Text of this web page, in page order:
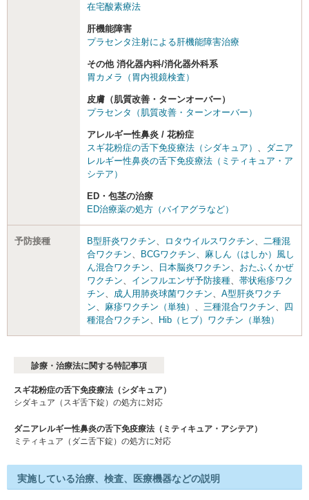
在宅酸素療法
肝機能障害
プラセンタ注射による肝機能障害治療
その他 消化器内科/消化器外科系
胃カメラ（胃内視鏡検査）
皮膚（肌質改善・ターンオーバー）
プラセンタ（肌質改善・ターンオーバー）
アレルギー性鼻炎 / 花粉症
スギ花粉症の舌下免疫療法（シダキュア）
ダニア
レルギー性鼻炎の舌下免疫療法（ミティキュア・ア
シテア）
ED・包茎の治療
ED治療薬の処方（バイアグラなど）
予防接種 B型肝炎ワクチン ロタウイルスワクチン
二種混
合ワクチン
BCGワクチン
麻しん（はしか）風し
ん混合ワクチン
日本脳炎ワクチン
おたふくかぜ
ワクチン
インフルエンザ予防接種
帯状疱疹ワク
チン
成人用肺炎球菌ワクチン
A型肝炎ワクチ
ン
麻疹ワクチン（単独） 三種混合ワクチン
四
種混合ワクチン
Hib（ヒブ）ワクチン（単独）
診療・治療法に関する特記事項
スギ花粉症の舌下免疫療法（シダキュア）
シダキュア（スギ舌下錠）の処方に対応
ダニアレルギー性鼻炎の舌下免疫療法（ミティキュア・アシテア）
ミティキュア（ダニ舌下錠）の処方に対応
実施している治療、検査、医療機器などの説明